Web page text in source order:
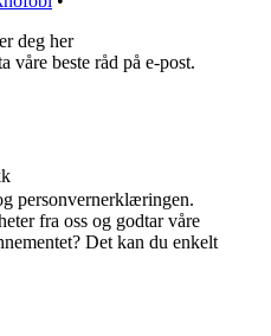
deg her
våre beste råd på e-post.
personvernerklæringen.
fra oss og godtar våre
Det kan du enkelt